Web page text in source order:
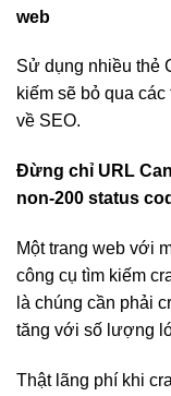
web
Sử dụng nhiều thẻ
kiếm sẽ bỏ qua
về SEO.
Đừng chỉ URL
non-200 status
Một trang web với
công cụ tìm kiếm
là chúng cần phải
tăng với số lượng
Thật lãng phí khi